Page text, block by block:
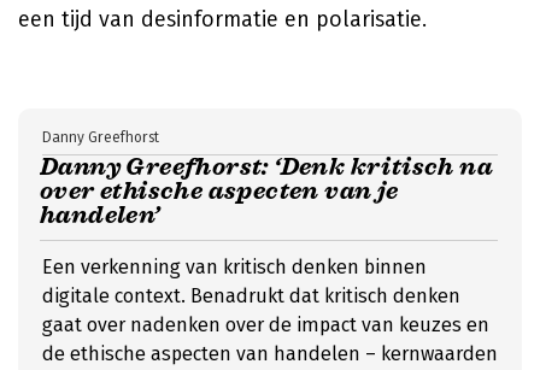
een tijd van desinformatie en polarisatie.
Danny Greefhorst: ‘Denk kritisch na
over ethische aspecten van je
handelen’
Danny Greefhorst
Een verkenning van kritisch denken binnen
digitale context. Benadrukt dat kritisch denken
gaat over nadenken over de impact van keuzes en
de ethische aspecten van handelen – kernwaarden